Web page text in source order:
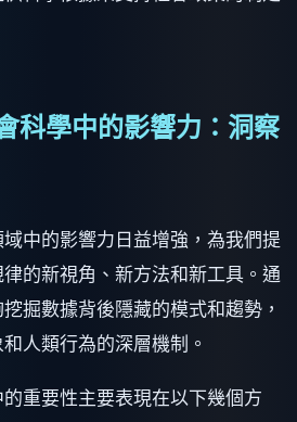
科學中的影響力：洞察
中的影響力日益增強，為我們提
的新視角、新方法和新工具。通
掘數據背後隱藏的模式和趨勢，
人類行為的深層機制。
重要性主要表現在以下幾個方